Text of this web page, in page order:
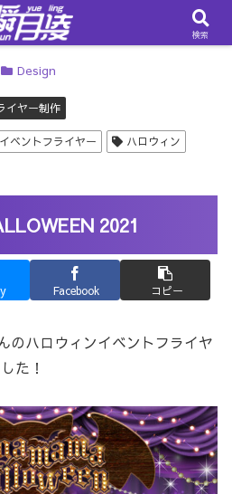
Design
イヤー制作
イベントフライヤー
ハロウィン
2021
Facebook コピー
のハロウィンイベントフライヤ
た！
検索